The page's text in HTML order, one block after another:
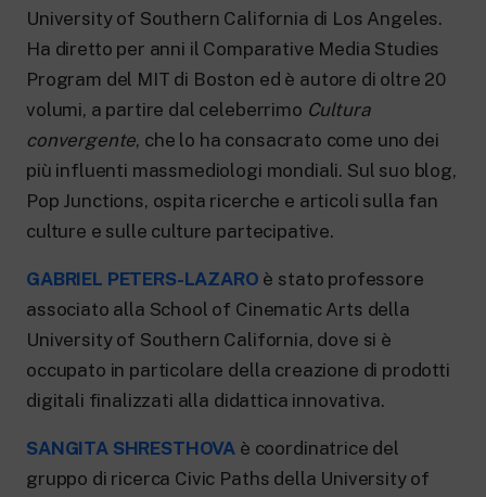
University of Southern California di Los Angeles.
Ha diretto per anni il Comparative Media Studies
Program del MIT di Boston ed è autore di oltre 20
volumi, a partire dal celeberrimo Cultura
convergente, che lo ha consacrato come uno dei
più influenti massmediologi mondiali. Sul suo blog,
Pop Junctions, ospita ricerche e articoli sulla fan
culture e sulle culture partecipative.
GABRIEL PETERS-LAZARO è stato professore
associato alla School of Cinematic Arts della
University of Southern California, dove si è
occupato in particolare della creazione di prodotti
digitali finalizzati alla didattica innovativa.
SANGITA SHRESTHOVA è coordinatrice del
gruppo di ricerca Civic Paths della University of